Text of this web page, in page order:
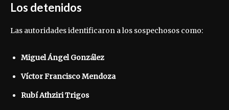
Los detenidos
Las autoridades identificaron a los sospechosos como:
Miguel Ángel González
Víctor Francisco Mendoza
Rubí Athziri Trigos